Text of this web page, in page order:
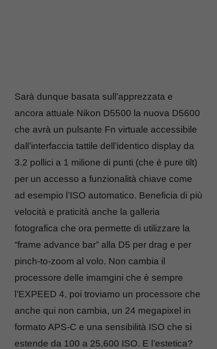
Sarà dunque basata sull’apprezzata e
ancora attuale Nikon D5500 la nuova D5600
che avrà un pulsante Fn virtuale accessibile
dall’interfaccia tattile dell’identico display da
3.2 pollici a 1 milione di punti (che è pure tilt)
per un accesso a funzionalità chiave come
ad esempio l’ISO automatico. Beneficia di più
velocità e praticità anche la galleria
fotografica che ora permette di utilizzare la
“frame advance bar” alla D5 per drag e per
pinch-to-zoom al volo. Non cambia il
processore delle imamgini che è sempre
l’EXPEED 4, poi troviamo un processore che
anche qui non cambia, un 24 megapixel in
formato APS-C e una sensibilità ISO che si
estende da 100 a 25,600 ISO. E l’estetica?